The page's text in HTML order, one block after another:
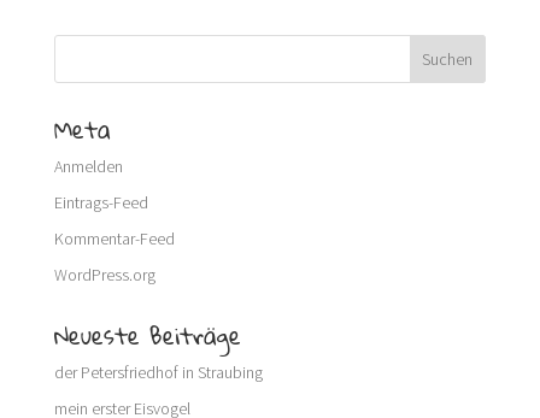
Meta
Anmelden
Eintrags-Feed
Kommentar-Feed
WordPress.org
Neueste Beiträge
der Petersfriedhof in Straubing
mein erster Eisvogel